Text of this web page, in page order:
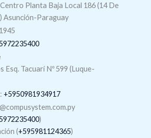
Planta Baja Local 186 (14 De
Asunción-Paraguay
Esq. Tacuarí Nº 599 (Luque-
: +5950981934917
)
(+595981124365)